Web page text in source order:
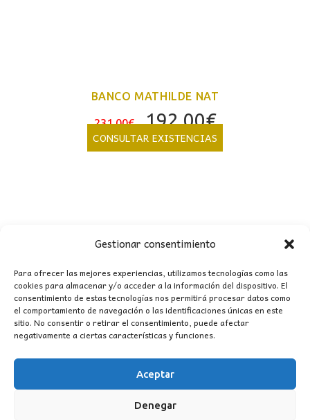
Gestionar consentimiento
Para ofrecer las mejores experiencias, utilizamos tecnologías como las
cookies para almacenar y/o acceder a la información del dispositivo. El
consentimiento de estas tecnologías nos permitirá procesar datos como
el comportamiento de navegación o las identificaciones únicas en este
sitio. No consentir o retirar el consentimiento, puede afectar
negativamente a ciertas características y funciones.
Aceptar
Denegar
BANCO MATHILDE NAT
231,00€
El
precio
original
192,00€El
precio
actual
CONSULTAR EXISTENCIAS
CONTACTO
MI CUENTA